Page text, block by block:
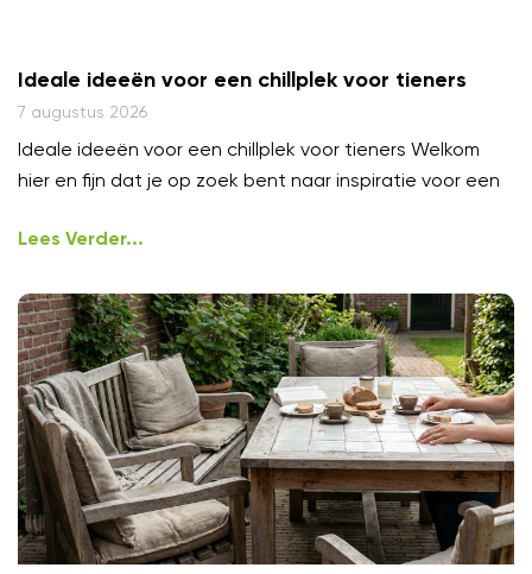
Ideale ideeën voor een chillplek voor tieners
7 augustus 2026
Ideale ideeën voor een chillplek voor tieners Welkom
hier en fijn dat je op zoek bent naar inspiratie voor een
Lees Verder...